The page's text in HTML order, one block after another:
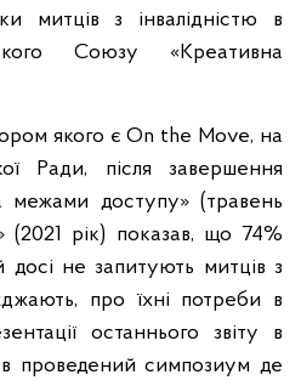
митців з інвалідністю в
Союзу «Креативна
якого є On the Move, на
Ради, після завершення
межами доступу» (травень
(2021 рік) показав, що 74%
досі не запитують митців з
про їхні потреби в
останнього звіту в
проведений симпозиум де